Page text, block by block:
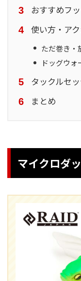
おすすめフ
使い方・ア
ただ巻き・
ドッグウォ
タックルセ
まとめ
マイクロダ